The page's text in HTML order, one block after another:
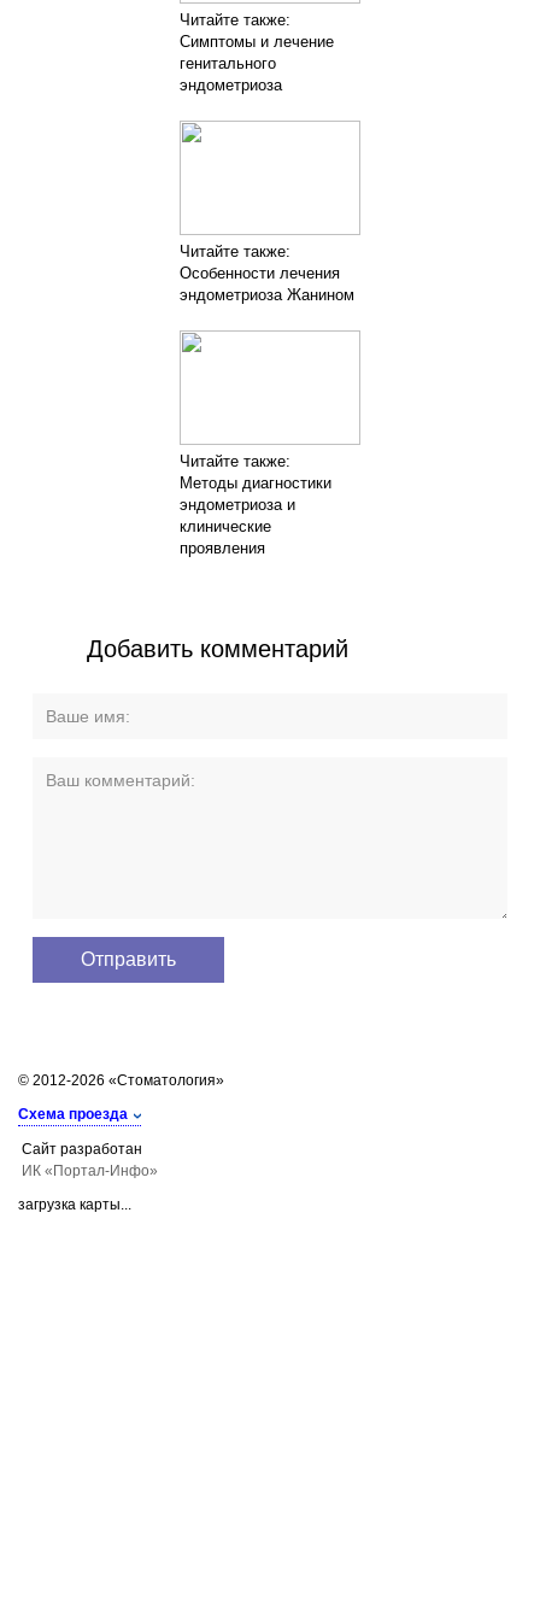
Читайте также:
Симптомы и лечение
генитального
эндометриоза
Читайте также:
Особенности лечения
эндометриоза Жанином
Читайте также:
Методы диагностики
эндометриоза и
клинические
проявления
Добавить комментарий
© 2012-2026 «Стоматология»
Схема проезда
Сайт разработан
ИК «Портал-Инфо»
загрузка карты...